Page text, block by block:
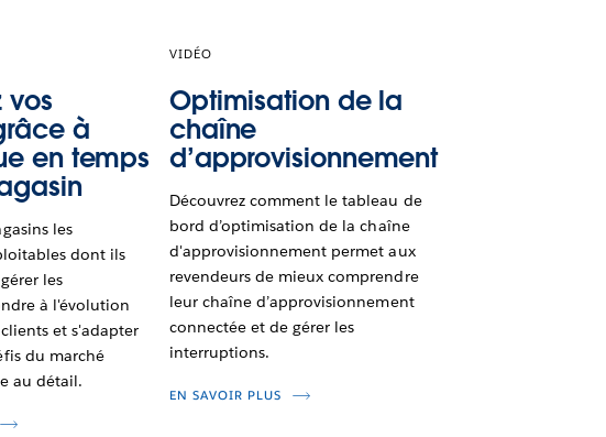
vos
à
en temps
les
dont ils
les
à l'évolution
et s'adapter
du marché
au détail.
VIDÉO
Optimisation de la
chaîne
d’approvisionnement
Découvrez comment le tableau de
bord d’optimisation de la chaîne
d'approvisionnement permet aux
revendeurs de mieux comprendre
leur chaîne d’approvisionnement
connectée et de gérer les
interruptions.
EN SAVOIR PLUS